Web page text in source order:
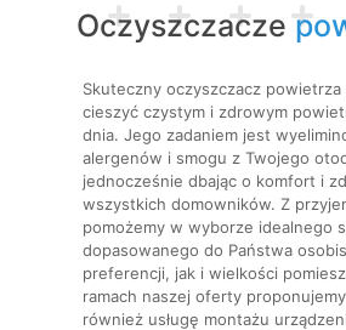
Oczyszczacze
Skuteczny oczyszczacz powietrza
cieszyć czystym i zdrowym
dnia. Jego zadaniem jest
alergenów i smogu z Twojego
jednocześnie dbając o komfort i
wszystkich domowników. Z
pomożemy w wyborze idealnego
dopasowanego do Państwa
preferencji, jak i wielkości
ramach naszej oferty
również usługę montażu